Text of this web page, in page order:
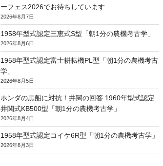
ーフェス2026でお待ちしています
2026年8月7日
1958年型式認定三恵式S型「朝1分の農機考古学」
2026年8月6日
1958年型式認定富士耕耘機PL型「朝1分の農機考古
学」
2026年8月5日
ホンダの黒船に対抗！井関の回答 1960年型式認定
井関式KB500型「朝1分の農機考古学」
2026年8月4日
1958年型式認定コイケ6R型「朝1分の農機考古学」
2026年8月3日